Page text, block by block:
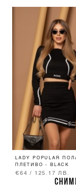
LADY POPULAR
ПЛЕТИВО - BLACK
€64 / 125.17 ЛВ.